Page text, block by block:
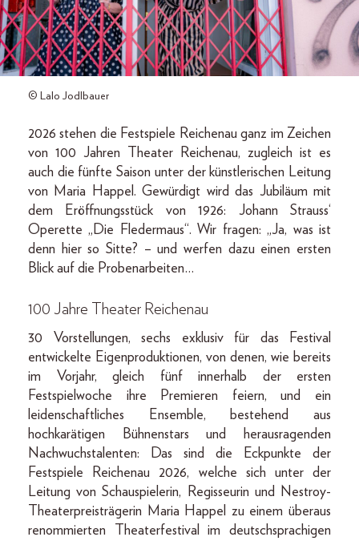
© Lalo Jodlbauer
2026 stehen die Festspiele Reichenau ganz im Zeichen
von 100 Jahren Theater Reichenau, zugleich ist es
auch die fünfte Saison unter der künstlerischen Leitung
von Maria Happel. Gewürdigt wird das Jubiläum mit
dem Eröffnungsstück von 1926: Johann Strauss‘
Operette „Die Fledermaus“. Wir fragen: „Ja, was ist
denn hier so Sitte? – und werfen dazu einen ersten
Blick auf die Probenarbeiten…
100 Jahre Theater Reichenau
30 Vorstellungen, sechs exklusiv für das Festival
entwickelte Eigenproduktionen, von denen, wie bereits
im Vorjahr, gleich fünf innerhalb der ersten
Festspielwoche ihre Premieren feiern, und ein
leidenschaftliches Ensemble, bestehend aus
hochkarätigen Bühnenstars und herausragenden
Nachwuchstalenten: Das sind die Eckpunkte der
Festspiele Reichenau 2026, welche sich unter der
Leitung von Schauspielerin, Regisseurin und Nestroy-
Theaterpreisträgerin Maria Happel zu einem überaus
renommierten Theaterfestival im deutschsprachigen